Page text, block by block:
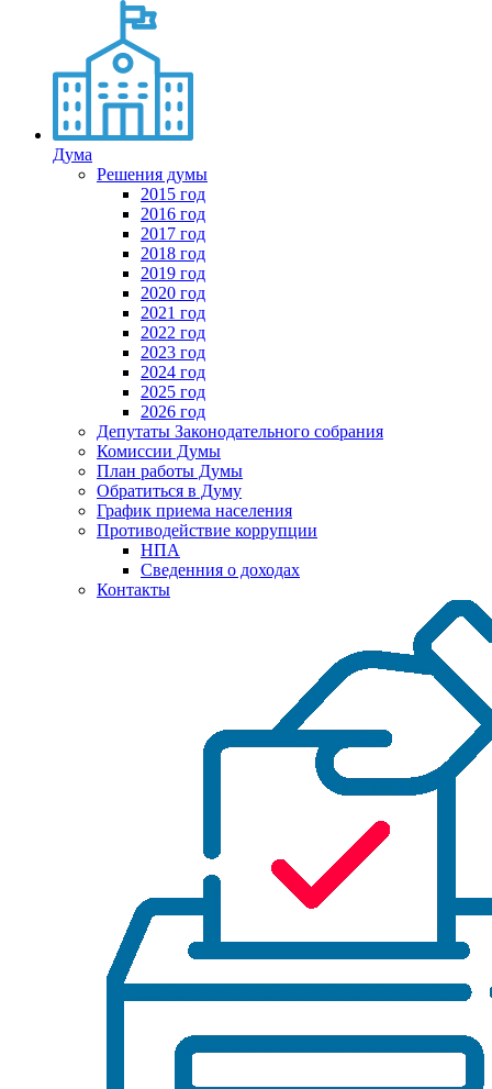
Дума
Решения думы
2015 год
2016 год
2017 год
2018 год
2019 год
2020 год
2021 год
2022 год
2023 год
2024 год
2025 год
2026 год
Депутаты Законодательного собрания
Комиссии Думы
План работы Думы
Обратиться в Думу
График приема населения
Противодействие коррупции
НПА
Сведенния о доходах
Контакты